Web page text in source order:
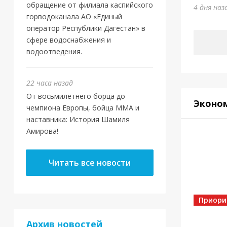
обращение от филиала каспийского
горводоканала АО «Единый
оператор Республики Дагестан» в
сфере водоснабжения и
водоотведения.
22 часа назад
От восьмилетнего борца до
чемпиона Европы, бойца ММА и
наставника: История Шамиля
Амирова!
Читать все новости
Архив новостей
4 дня